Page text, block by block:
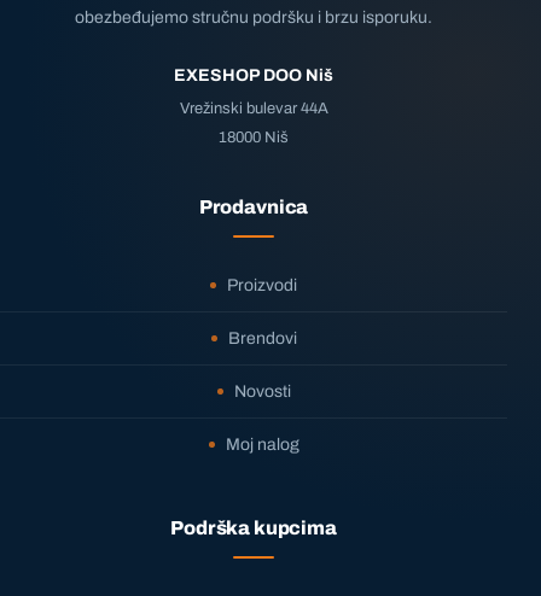
obezbeđujemo stručnu podršku i brzu isporuku.
EXESHOP DOO Niš
Vrežinski bulevar 44A
18000 Niš
Prodavnica
Proizvodi
Brendovi
Novosti
Moj nalog
Podrška kupcima